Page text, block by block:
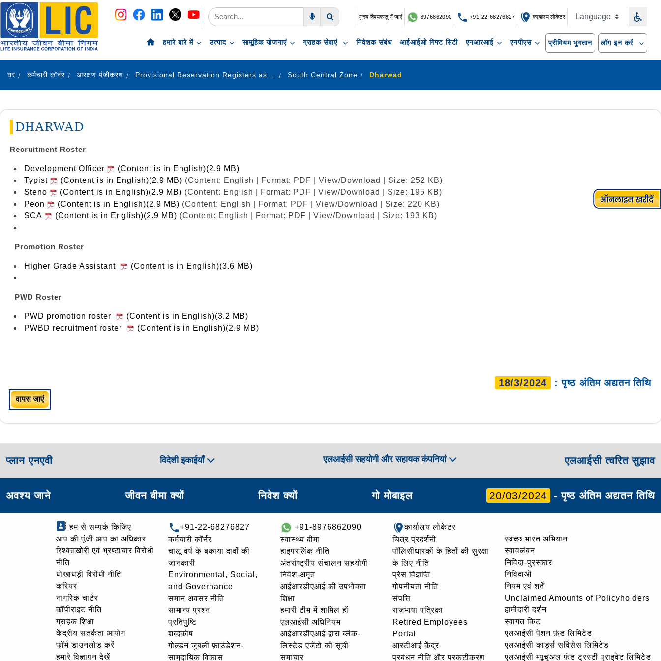
नेविगेशन
सामग्री पर छोड़ें
मुख्य विषयवस्तु में जाएं 8976862090 +91-22-68276827 कार्यालय लोकेटर
हमारे बारे में उत्पाद सामूहिक योजनाएं ग्राहक सेवाएं निवेशक संबंध आईआईओ गिफ्ट सिटी एनआरआई एनपीएस प्रीमियम भुगतान लॉग इन करें
घर कर्मचारी कॉर्नर आरक्षण पंजीकरण South Central Zone Dharwad
DHARWAD
Recruitment Roster
Development Officer
(Content is in English)(2.9 MB)
Typist
(Content is in English)(2.9 MB) (Content: English | Format: PDF | View/Download | Size: 252 KB)
Steno
(Content is in English)(2.9 MB) (Content: English | Format: PDF | View/Download | Size: 195 KB)
Peon
(Content is in English)(2.9 MB) (Content: English | Format: PDF | View/Download | Size: 220 KB)
SCA
(Content is in English)(2.9 MB) (Content: English | Format: PDF | View/Download | Size: 193 KB)
Promotion Roster
Higher Grade Assistant (Content is in English)(3.6 MB)
PWD Roster
PWD promotion roster
(Content is in English)(3.2 MB)
PWBD recruitment roster
(Content is in English)(2.9 MB)
18/3/2024 : पृष्ठ अंतिम अद्यतन तिथि
वापस जाएं
प्लान एनएवी विदेशी इकाईयाँ एलआईसी सहयोगी और सहायक कंपनियां एलआईसी त्वरित सुझाव
अवश्य जाने जीवन बीमा क्यों निवेश क्यों गो मोबाइल 20/03/2024 - पृष्ठ अंतिम अद्यतन तिथि
हम से सम्पर्क किजिए
आप की पूंजी आप का अधिकार
रिश्वतखोरी एवं भ्रष्टाचार विरोधी
नीति
धोखाधड़ी विरोधी नीति
करियर
नागरिक चार्टर
कॉपीराइट नीति
ग्राहक शिक्षा
केंद्रीय सतर्कता आयोग
फॉर्म डाउनलोड करें
हमारे विज्ञापन देखें
+91-22-68276827
कर्मचारी कॉर्नर
चालू वर्ष के बकाया दावों की
जानकारी
Environmental, Social,
and Governance
समान अवसर नीति
सामान्य प्रश्न
प्रतिपुष्टि
शब्दकोष
गोल्‍डन जुबली फ़ाउंडेशन-
सामुदायिक विकास
+91-8976862090
स्वास्थ्य बीमा
हाइपरलिंक नीति
अंतर्राष्ट्रीय संचालन सहयोगी
निवेश-अमृत
आईआरडीएआई की उपभोक्ता
शिक्षा
हमारी टीम में शामिल हों
एलआईसी अधिनियम
आईआरडीएआई द्वारा ब्लैक-
लिस्टेड एजेंटों की सूची
समाचार
कार्यालय लोकेटर
चित्र प्रदर्शनी
पॉलिसीधारकों के हितों की सुरक्षा
के लिए नीति
प्रेस विज्ञप्ति
गोपनीयता नीति
संपत्ति
राजभाषा पत्रिका
Retired Employees
Portal
आरटीआई केंद्र
प्रबंधन नीति और प्रकटीकरण
स्वच्छ भारत अभियान
स्वावलंबन
निविदा-पुरस्कार
निविदाओं
नियम एवं शर्तें
Unclaimed Amounts of Policyholders
हामीदारी दर्शन
स्वागत किट
एलआईसी पेंशन फ़ंड लिमिटेड
एलआईसी कार्ड्स सर्विसेस लिमिटेड
एलआईसी म्यूचुअल फंड ट्रस्टी प्राइवेट लिमिटेड